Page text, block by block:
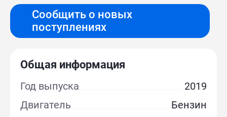
Сообщить о новых
поступлениях
Общая информация
Год выпуска
2019
Двигатель
Бензин